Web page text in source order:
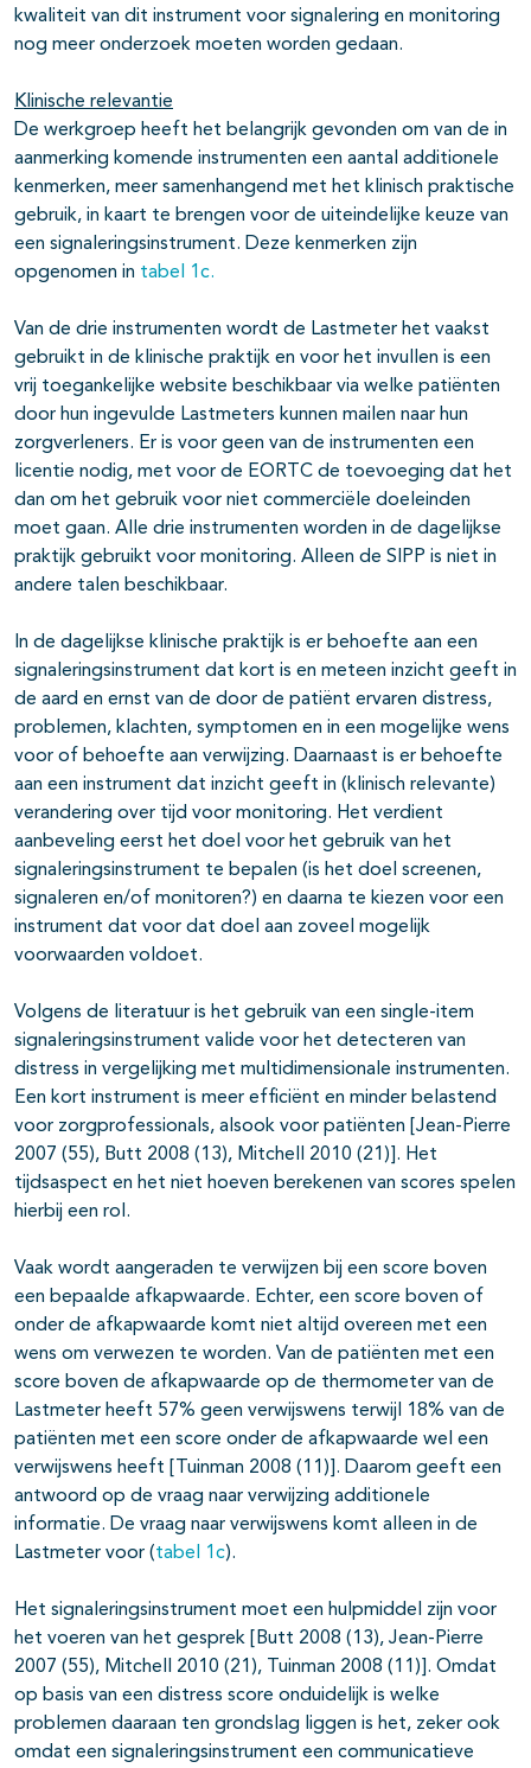
kwaliteit van dit instrument voor signalering en monitoring
nog meer onderzoek moeten worden gedaan.
Klinische relevantie
De werkgroep heeft het belangrijk gevonden om van de in
aanmerking komende instrumenten een aantal additionele
kenmerken, meer samenhangend met het klinisch praktische
gebruik, in kaart te brengen voor de uiteindelijke keuze van
een signaleringsinstrument. Deze kenmerken zijn
opgenomen in tabel 1c.
Van de drie instrumenten wordt de Lastmeter het vaakst
gebruikt in de klinische praktijk en voor het invullen is een
vrij toegankelijke website beschikbaar via welke patiënten
door hun ingevulde Lastmeters kunnen mailen naar hun
zorgverleners. Er is voor geen van de instrumenten een
licentie nodig, met voor de EORTC de toevoeging dat het
dan om het gebruik voor niet commerciële doeleinden
moet gaan. Alle drie instrumenten worden in de dagelijkse
praktijk gebruikt voor monitoring. Alleen de SIPP is niet in
andere talen beschikbaar.
In de dagelijkse klinische praktijk is er behoefte aan een
signaleringsinstrument dat kort is en meteen inzicht geeft in
de aard en ernst van de door de patiënt ervaren distress,
problemen, klachten, symptomen en in een mogelijke wens
voor of behoefte aan verwijzing. Daarnaast is er behoefte
aan een instrument dat inzicht geeft in (klinisch relevante)
verandering over tijd voor monitoring. Het verdient
aanbeveling eerst het doel voor het gebruik van het
signaleringsinstrument te bepalen (is het doel screenen,
signaleren en/of monitoren?) en daarna te kiezen voor een
instrument dat voor dat doel aan zoveel mogelijk
voorwaarden voldoet.
Volgens de literatuur is het gebruik van een single-item
signaleringsinstrument valide voor het detecteren van
distress in vergelijking met multidimensionale instrumenten.
Een kort instrument is meer efficiënt en minder belastend
voor zorgprofessionals, alsook voor patiënten [Jean-Pierre
2007 (55), Butt 2008 (13), Mitchell 2010 (21)]. Het
tijdsaspect en het niet hoeven berekenen van scores spelen
hierbij een rol.
Vaak wordt aangeraden te verwijzen bij een score boven
een bepaalde afkapwaarde. Echter, een score boven of
onder de afkapwaarde komt niet altijd overeen met een
wens om verwezen te worden. Van de patiënten met een
score boven de afkapwaarde op de thermometer van de
Lastmeter heeft 57% geen verwijswens terwijl 18% van de
patiënten met een score onder de afkapwaarde wel een
verwijswens heeft [Tuinman 2008 (11)]. Daarom geeft een
antwoord op de vraag naar verwijzing additionele
informatie. De vraag naar verwijswens komt alleen in de
Lastmeter voor (tabel 1c).
Het signaleringsinstrument moet een hulpmiddel zijn voor
het voeren van het gesprek [Butt 2008 (13), Jean-Pierre
2007 (55), Mitchell 2010 (21), Tuinman 2008 (11)]. Omdat
op basis van een distress score onduidelijk is welke
problemen daaraan ten grondslag liggen is het, zeker ook
omdat een signaleringsinstrument een communicatieve